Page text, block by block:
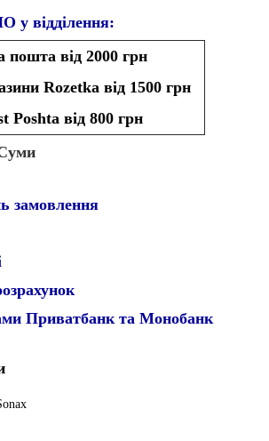
відділення:
пошта від 2000 грн
Rozetka від 1500 грн
від 800 грн
замовлення
Приватбанк та Монобанк